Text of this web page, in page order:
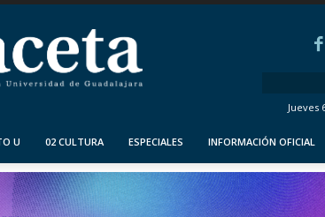
Jueves
U 02 CULTURA ESPECIALES INFORMACIÓN OFICIAL